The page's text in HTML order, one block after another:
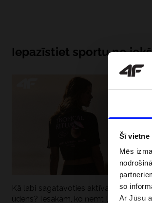
Šī vietne
Mēs
so
Ar Jūsu
Iepazīstiet sportu no
Kā labi sagatavoties aktīvai dienai pie
ūdens? Iesakām, ko ņemt līdzi